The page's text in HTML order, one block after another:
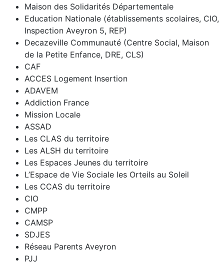
Maison des Solidarités Départementale
Education Nationale (établissements scolaires, CIO,
Inspection Aveyron 5, REP)
Decazeville Communauté (Centre Social, Maison
de la Petite Enfance, DRE, CLS)
CAF
ACCES Logement Insertion
ADAVEM
Addiction France
Mission Locale
ASSAD
Les CLAS du territoire
Les ALSH du territoire
Les Espaces Jeunes du territoire
L’Espace de Vie Sociale les Orteils au Soleil
Les CCAS du territoire
CIO
CMPP
CAMSP
SDJES
Réseau Parents Aveyron
PJJ